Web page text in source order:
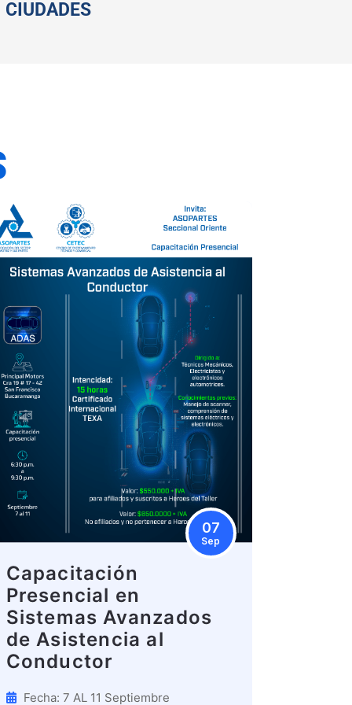
CIUDADES
07
Sep
Capacitación
Presencial en
Sistemas Avanzados
de Asistencia al
Conductor
Fecha: 7 AL 11 Septiembre